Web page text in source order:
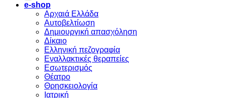
e-shop
Αρχαιά Ελλάδα
Aυτοβελτίωση
Δημιουργική απασχόληση
Δίκαιο
Ελληνική πεζογραφία
Eναλλακτικές θεραπείες
Eσωτερισμός
Θέατρο
Θρησκειολογία
Ιατρική